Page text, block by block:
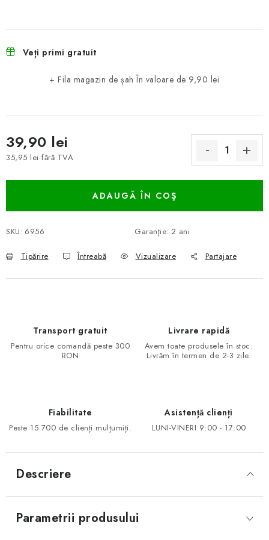
Veți primi gratuit
+ Fila magazin de șahÎn valoare de 9,90 lei
39,90 lei
35,95 lei fără TVA
ADAUGĂ ÎN COŞ
SKU: 6956 Garanţie: 2 ani
Tipărire Întreabă Vizualizare Partajare
Transport gratuit
Pentru orice comandă peste 300
RON
Livrare rapidă
Avem toate produsele în stoc.
Livrăm în termen de 2-3 zile.
Fiabilitate
Peste 15 700 de clienți mulțumiți.
Asistență clienți
LUNI-VINERI 9:00 - 17:00
Descriere
Parametrii produsului